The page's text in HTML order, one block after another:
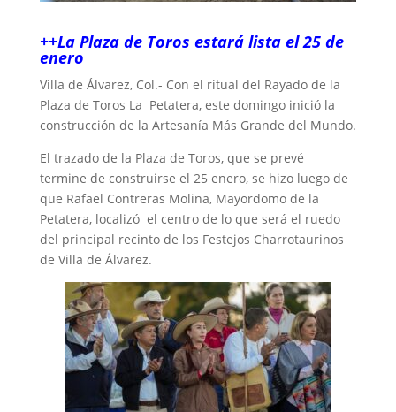
++La Plaza de Toros estará lista el 25 de
enero
‎Villa de Álvarez, Col.- Con el ritual del Rayado de la
Plaza de Toros La Petatera, este domingo inició la
construcción de la Artesanía Más Grande del Mundo.
‎El trazado de la Plaza de Toros, que se prevé
termine de construirse el 25 enero, se hizo luego de
que Rafael Contreras Molina, Mayordomo de la
Petatera, localizó el centro de lo que será el ruedo
del principal recinto de los Festejos Charrotaurinos
de Villa de Álvarez.